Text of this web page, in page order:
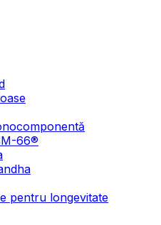
66®
pentru longevitate